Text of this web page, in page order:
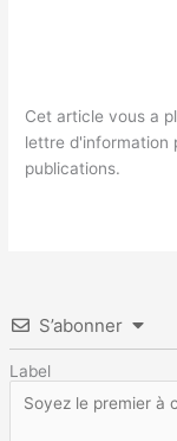
Cet article vous a
lettre d'information
publications.
S’abonner
Label